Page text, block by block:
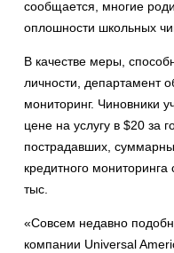
сообщается, многие
оплошности школьных
В качестве меры,
личности, департамент
мониторинг. Чиновники
цене на услугу в $20 за
пострадавших,
кредитного мониторинга
тыс.
«Совсем недавно
компании Universal